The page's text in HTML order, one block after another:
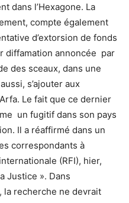
dans l’Hexagone. La
compte également
d’extorsion de fonds
diffamation annoncée par
des sceaux, dans une
s’ajouter aux
Le fait que ce dernier
un fugitif dans son pays
Il a réaffirmé dans un
correspondants à
(RFI), hier,
Justice ». Dans
la recherche ne devrait